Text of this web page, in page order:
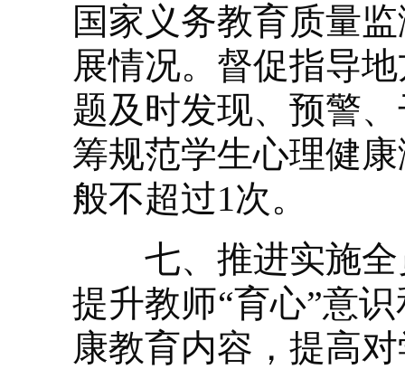
国家义务教育质量
展情况。督促指导
题及时发现、预警
筹规范学生心理健
般不超过1次。
七、推进实施全
提升教师“育心”意
康教育内容，提高